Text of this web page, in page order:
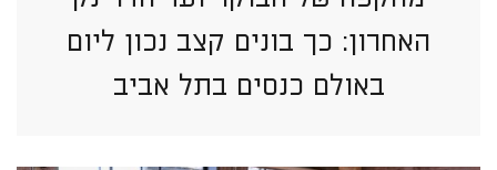
האחרון: כך בונים קצב נכון ליום
באולם כנסים בתל אביב